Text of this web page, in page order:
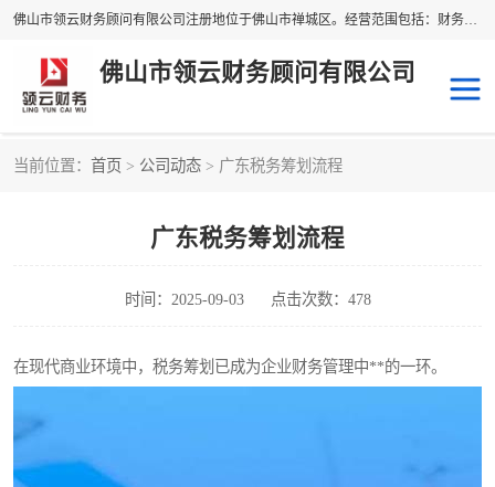
佛山市领云财务顾问有限公司注册地位于佛山市禅城区。经营范围包括：财务咨询，税务服务，企业管理咨询，信息咨询服务，法律咨询顾问，商务代理代办等服务；主要项目有：代理记账，旧账账务处理，疑难账务处理，建账审账；纳税申报，网上申请发票，企业税务分析、审查与评估；注册个体工商户，注册公司，公司注销；企业名称、地址、法人、股东、经营范围、营业期限等资料变更；商标注册、商标转让。财税审计、税务咨询、公司年审。
佛山市领云财务顾问有限公司
当前位置： 首页 > 公司动态 > 广东税务筹划流程
广东税务筹划流程
时间：2025-09-03 点击次数：478
在现代商业环境中，税务筹划已成为企业财务管理中**的一环。
税务筹划
进出口经营权